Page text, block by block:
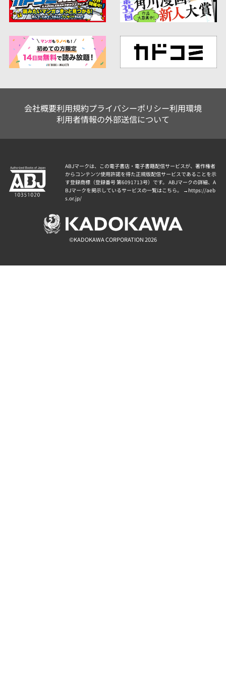
会社概要利用規約プライバシーポリシー利用環境
利用者情報の外部送信について
ABJマークは、この電子書店・電子書籍配信サービスが、著作権者
からコンテンツ使用許諾を得た正規版配信サービスであることを示
す登録商標（登録番号 第6091713号）です。 ABJマークの詳細、A
BJマークを掲示しているサービスの一覧はこちら。 → https://aeb
s.or.jp/
©KADOKAWA CORPORATION 2026